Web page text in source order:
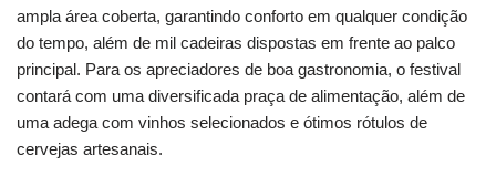
ampla área coberta, garantindo conforto em qualquer condição
do tempo, além de mil cadeiras dispostas em frente ao palco
principal. Para os apreciadores de boa gastronomia, o festival
contará com uma diversificada praça de alimentação, além de
uma adega com vinhos selecionados e ótimos rótulos de
cervejas artesanais.